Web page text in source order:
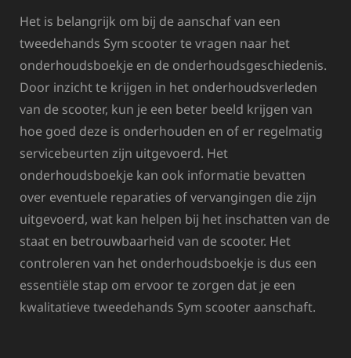
Het is belangrijk om bij de aanschaf van een
tweedehands Sym scooter te vragen naar het
onderhoudsboekje en de onderhoudsgeschiedenis.
Door inzicht te krijgen in het onderhoudsverleden
van de scooter, kun je een beter beeld krijgen van
hoe goed deze is onderhouden en of er regelmatig
servicebeurten zijn uitgevoerd. Het
onderhoudsboekje kan ook informatie bevatten
over eventuele reparaties of vervangingen die zijn
uitgevoerd, wat kan helpen bij het inschatten van de
staat en betrouwbaarheid van de scooter. Het
controleren van het onderhoudsboekje is dus een
essentiële stap om ervoor te zorgen dat je een
kwalitatieve tweedehands Sym scooter aanschaft.